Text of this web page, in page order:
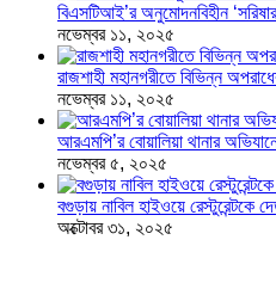
বিএসটিআই’র অনুমোদনবিহীন
নভেম্বর ১১, ২০২৫
রাজশাহী মহানগরীতে বিভিন্ন
নভেম্বর ১১, ২০২৫
আরএমপি’র বোয়ালিয়া থানার
নভেম্বর ৫, ২০২৫
বগুড়ায় নাবিল হাইওয়ে রেস্টুরেন্টকে
অক্টোবর ৩১, ২০২৫